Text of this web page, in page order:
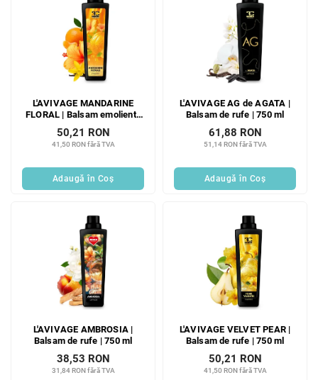
L'AVIVAGE MANDARINE
FLORAL | Balsam emolient |
41,50 RON fără TVA
50,21 RON
Adaugă în Coş
L'AVIVAGE AG de AGATA |
Balsam de rufe | 750 ml
51,14 RON fără TVA
61,88 RON
Adaugă în Coş
L'AVIVAGE AMBROSIA |
Balsam de rufe | 750 ml
31,84 RON fără TVA
38,53 RON
L'AVIVAGE VELVET PEAR |
Balsam de rufe | 750 ml
41,50 RON fără TVA
50,21 RON